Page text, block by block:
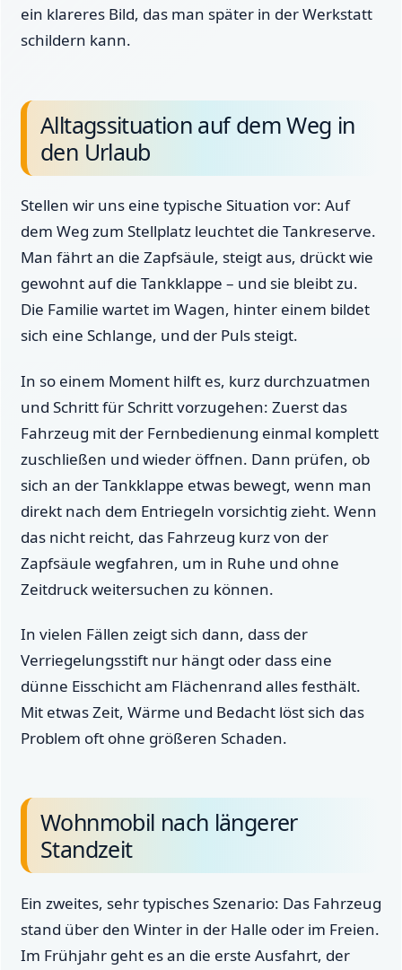
ein klareres Bild, das man später in der Werkstatt
schildern kann.
Alltagssituation auf dem Weg in
den Urlaub
Stellen wir uns eine typische Situation vor: Auf
dem Weg zum Stellplatz leuchtet die Tankreserve.
Man fährt an die Zapfsäule, steigt aus, drückt wie
gewohnt auf die Tankklappe – und sie bleibt zu.
Die Familie wartet im Wagen, hinter einem bildet
sich eine Schlange, und der Puls steigt.
In so einem Moment hilft es, kurz durchzuatmen
und Schritt für Schritt vorzugehen: Zuerst das
Fahrzeug mit der Fernbedienung einmal komplett
zuschließen und wieder öffnen. Dann prüfen, ob
sich an der Tankklappe etwas bewegt, wenn man
direkt nach dem Entriegeln vorsichtig zieht. Wenn
das nicht reicht, das Fahrzeug kurz von der
Zapfsäule wegfahren, um in Ruhe und ohne
Zeitdruck weitersuchen zu können.
In vielen Fällen zeigt sich dann, dass der
Verriegelungsstift nur hängt oder dass eine
dünne Eisschicht am Flächenrand alles festhält.
Mit etwas Zeit, Wärme und Bedacht löst sich das
Problem oft ohne größeren Schaden.
Wohnmobil nach längerer
Standzeit
Ein zweites, sehr typisches Szenario: Das Fahrzeug
stand über den Winter in der Halle oder im Freien.
Im Frühjahr geht es an die erste Ausfahrt, der